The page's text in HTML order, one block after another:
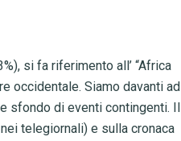
si fa riferimento all’ “Africa
occidentale. Siamo davanti ad
sfondo di eventi contingenti. Il
telegiornali) e sulla cronaca